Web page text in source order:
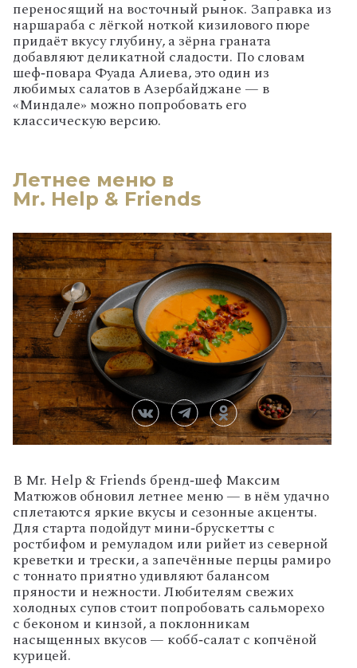
переносящий на восточный рынок. Заправка из
наршараба с лёгкой ноткой кизилового пюре
придаёт вкусу глубину, а зёрна граната
добавляют деликатной сладости. По словам
шеф‑повара Фуада Алиева, это один из
любимых салатов в Азербайджане — в
«Миндале» можно попробовать его
классическую версию.
Летнее меню в
Mr. Help & Friends
В Mr. Help & Friends бренд‑шеф Максим
Матюжовобновиллетнее меню— внёмудачно
сплетаются яркие вкусы и сезонные акценты.
Для стартаподойдутмини‑брускетты с
ростбифом и ремуладом или рийетиз северной
креветки и трески,азапечённые перцы рамиро
с тоннатоприятноудивляютбалансом
пряности и нежности.Любителям свежих
холодных суповстоитпопробоватьсальморехо
с беконом и кинзой,апоклонникам
насыщенных вкусов— кобб‑салатс копчёной
курицей.